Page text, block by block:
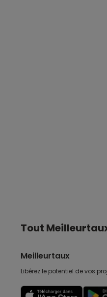
Tout
Meilleurtaux
Libérez le potentiel de vos